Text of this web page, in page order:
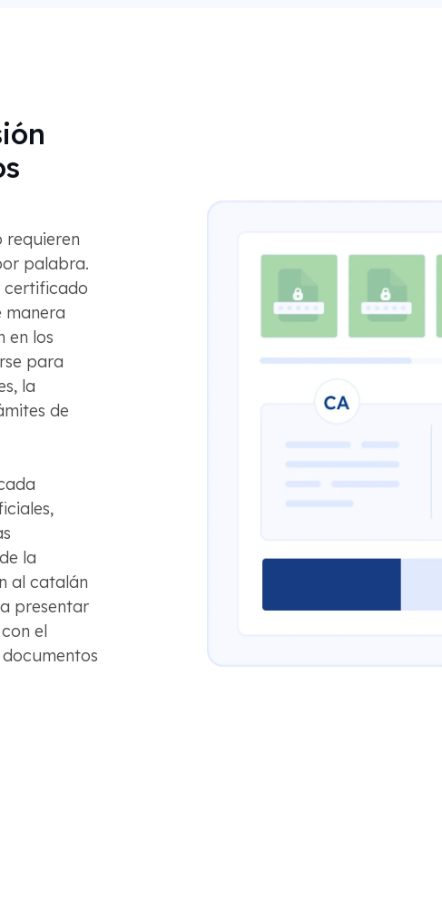
requieren
palabra.
certificado
manera
en los
para
la
de
la
al catalán
presentar
el